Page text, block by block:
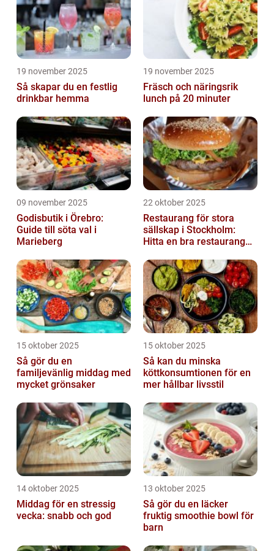
19 november 2025
Så skapar du en festlig
drinkbar hemma
19 november 2025
Fräsch och näringsrik
lunch på 20 minuter
09 november 2025
Godisbutik i Örebro:
Guide till söta val i
Marieberg
22 oktober 2025
Restaurang för stora
sällskap i Stockholm:
Hitta en bra restaurang
15 oktober 2025
Så gör du en
familjevänlig middag med
mycket grönsaker
15 oktober 2025
Så kan du minska
köttkonsumtionen för en
mer hållbar livsstil
14 oktober 2025
Middag för en stressig
vecka: snabb och god
13 oktober 2025
Så gör du en läcker
fruktig smoothie bowl för
barn